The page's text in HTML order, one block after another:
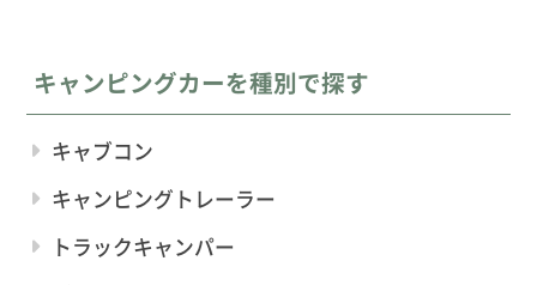
キャンピングカーを種別で探す
キャブコン
キャンピングトレーラー
トラックキャンパー